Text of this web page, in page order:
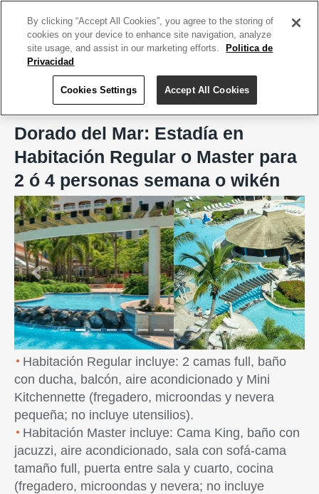
Habitaciones Privadas @ Dorado del Mar
Dorado del Mar: Estadía en
Habitación Regular o Master para
2 ó 4 personas semana o wikén
Previous Next
Habitación Regular incluye: 2 camas full, baño
con ducha, balcón, aire acondicionado y Mini
Kitchennette (fregadero, microondas y nevera
pequeña; no incluye utensilios).
Habitación Master incluye: Cama King, baño con
jacuzzi, aire acondicionado, sala con sofá-cama
tamaño full, puerta entre sala y cuarto, cocina
(fregadero, microondas y nevera; no incluye
By clicking “Accept All Cookies”, you agree to the storing of
cookies on your device to enhance site navigation, analyze
site usage, and assist in our marketing efforts.
Politica de
Privacidad
Cookies Settings Accept All Cookies